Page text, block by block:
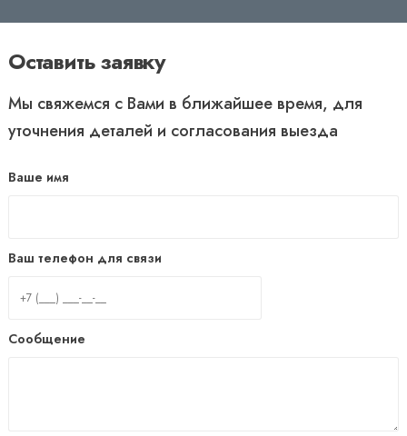
Оставить заявку
Мы свяжемся с Вами в ближайшее время, для
уточнения деталей и согласования выезда
Ваше имя
Ваш телефон для связи
Сообщение